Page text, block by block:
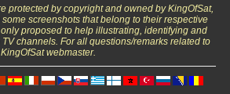
protected by copyright and owned by KingOfSat,
screenshots that belong to their respective
proposed to help illustrating, identifying and
channels. For all questions/remarks related to
webmaster.